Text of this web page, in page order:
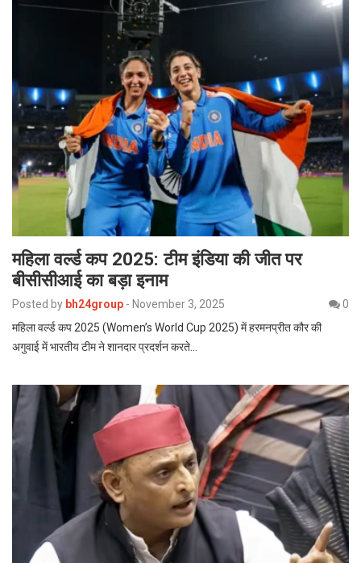
महिला वर्ल्ड कप 2025: टीम इंडिया की जीत पर
बीसीसीआई का बड़ा इनाम
Posted by bh24group - November 3, 2025
0
महिला वर्ल्ड कप 2025 (Women’s World Cup 2025) में हरमनप्रीत कौर की
अगुवाई में भारतीय टीम ने शानदार प्रदर्शन करते…